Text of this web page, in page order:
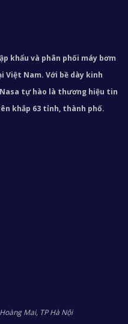
khẩu và phân phối máy bơm
Việt Nam. Với bề dày kinh
tự hào là thương hiệu tin
khắp 63 tỉnh, thành phố.
Mai, TP Hà Nội